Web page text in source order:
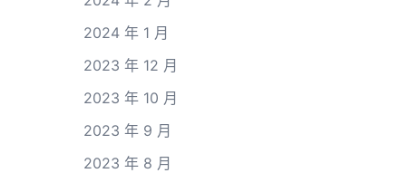
2024 年 1 月
2023 年 12 月
2023 年 10 月
2023 年 9 月
2023 年 8 月